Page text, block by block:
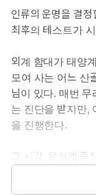
인류의 운명을 결정
최후의 테스트가
외계 함대가 태양
모여 사는 어느 산
님이 있다. 매번
는 진단을 받지만,
을 진행한다.
그 시각, 은하계 중
고 있었다. 탄소 연
규소 제국은 은하